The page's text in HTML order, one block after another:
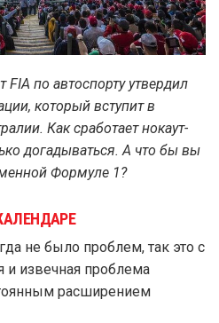
по автоспорту утвердил
который вступит в
Как сработает нокаут-
догадываться. А что бы вы
Формуле 1?
не было проблем, так это с
и извечная проблема
расширением